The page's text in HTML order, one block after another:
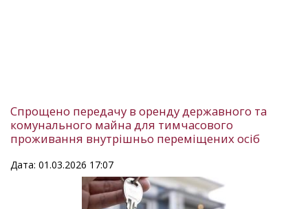
Спрощено передачу в оренду державного та
комунального майна для тимчасового
проживання внутрішньо переміщених осіб
Дата: 01.03.2026 17:07